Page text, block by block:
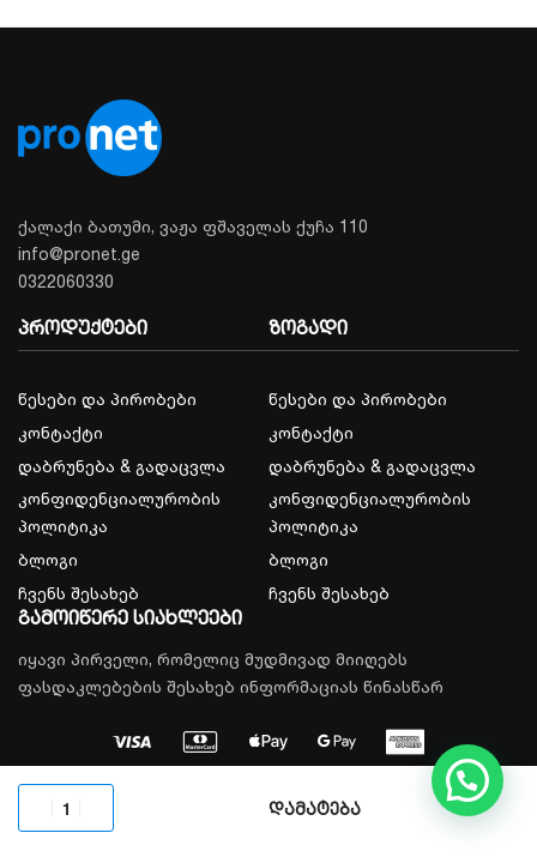
ქალაქი ბათუმი, ვაჟა ფშაველას ქუჩა 110
info@pronet.ge
0322060330
პროდუქტები
წესები და პირობები
კონტაქტი
დაბრუნება & გადაცვლა
კონფიდენციალურობის
პოლიტიკა
ბლოგი
ჩვენს შესახებ
ზოგადი
წესები და პირობები
კონტაქტი
დაბრუნება & გადაცვლა
კონფიდენციალურობის
პოლიტიკა
ბლოგი
ჩვენს შესახებ
გამოიწერე სიახლეები
იყავი პირველი, რომელიც მუდმივად მიიღებს
ფასდაკლებების შესახებ ინფორმაციას წინასწარ
© 2026, All rights reserved.
დამატება